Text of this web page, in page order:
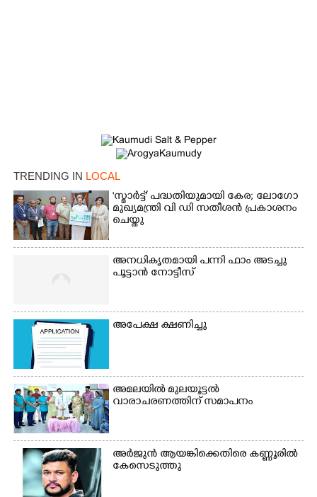
TRENDING IN LOCAL
'സ്മാർട്ട്' പദ്ധതിയുമായി കേര; ലോഗോ
മുഖ്യമന്ത്രി വി ഡി സതീശൻ പ്രകാശനം
ചെയ്തു
അനധികൃതമായി പന്നി ഫാം അടച്ചു
പൂട്ടാൻ നോട്ടീസ്
അപേക്ഷ ക്ഷണിച്ചു
അമലയിൽ മുലയൂട്ടൽ
വാരാചരണത്തിന് സമാപനം
അർജുൻ ആയങ്കിക്കെതിരെ കണ്ണൂരിൽ
കേസെടുത്തു
Copy Link